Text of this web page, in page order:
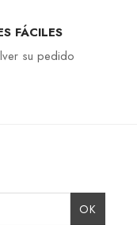
FÁCILES
su pedido